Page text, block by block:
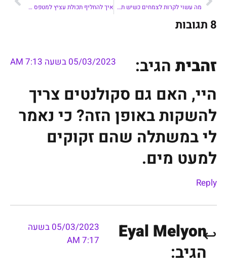
מה עשוי לקרות לצמחים כשיש תחתיות לעציצים? איך להחליף תכולת עציץ למטפס מבלי לפגוע בו?
8 תגובות
זהבית הגיב: 05/03/2023 בשעה 7:13 AM
היי, האם גם סקולנטים צריך
להשקות באופן הזה? כי נאמר
לי במשתלה שהם זקוקים
למעט מים.
Reply
Eyal Melyon
הגיב:
05/03/2023 בשעה
7:17 AM